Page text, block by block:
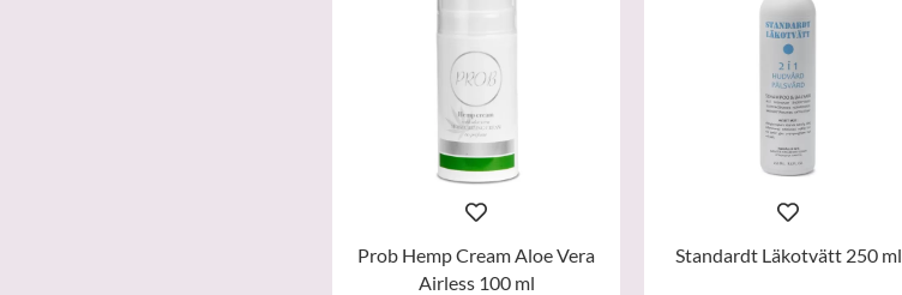
Prob Hemp Cream Aloe Vera
Airless 100 ml
Standardt Läkotvätt 250 ml